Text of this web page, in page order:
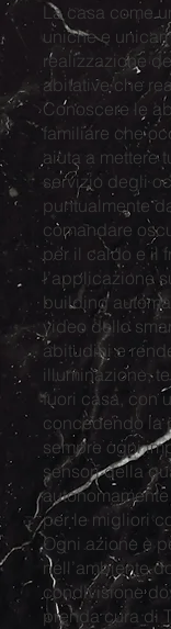
La casa come
uniche e
realizzazione
abitative che
Conoscere le
familiare che
aiuta a mettere
servizio degli
puntualmente
comandare
per il caldo e il
l’applicazione
building
video dello
abitudini e
illuminazione,
fuori casa, con
concedendo la
sempre ogni
sensori della
per le migliori
Ogni azione è
nell’ambiente
condivisione
prenda cura di